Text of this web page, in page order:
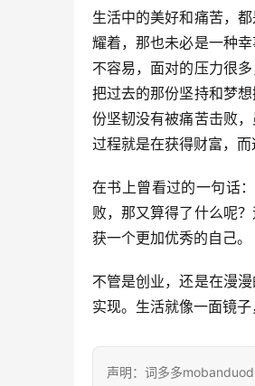
生活中的美好和痛苦，
耀着，那也未必是一种
不容易，面对的压力很
把过去的那份坚持和梦
份坚韧没有被痛苦击败
过程就是在获得财富，而
在书上曾看过的一句话
败，那又算得了什么呢
获一个更加优秀的自己。
不管是创业，还是在漫
实现。生活就像一面镜
声明：词多多